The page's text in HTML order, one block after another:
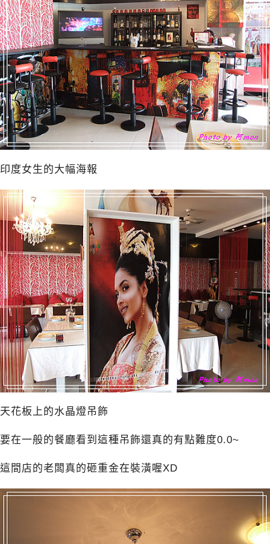
印度女生的大幅海報
天花板上的水晶燈吊飾
要在一般的餐廳看到這種吊飾還真的有點難度0.0~
這間店的老闆真的砸重金在裝潢喔XD